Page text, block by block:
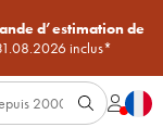
d’estimation de
inclus*